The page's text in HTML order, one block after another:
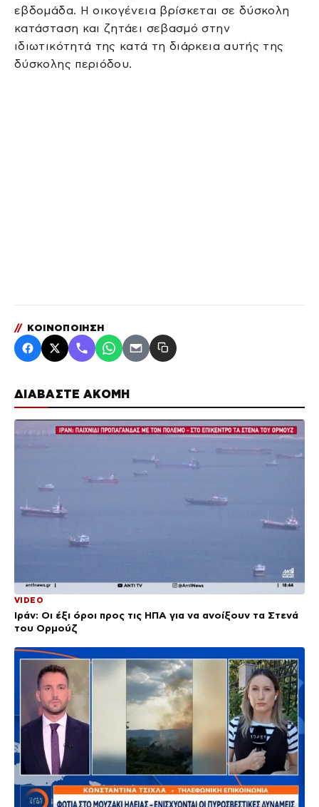
ΔΙΑΒΑΣΤΕ ΑΚΟΜΗ
VIDEO
Ιράν: Οι έξι όροι προς τις ΗΠΑ για να ανοίξουν τα Στενά
του Ορμούζ
εβδομάδα. Η οικογένεια βρίσκεται σε δύσκολη
κατάσταση και ζητάει σεβασμό στην
ιδιωτικότητά της κατά τη διάρκεια αυτής της
δύσκολης περιόδου.
// ΚΟΙΝΟΠΟΙΗΣΗ